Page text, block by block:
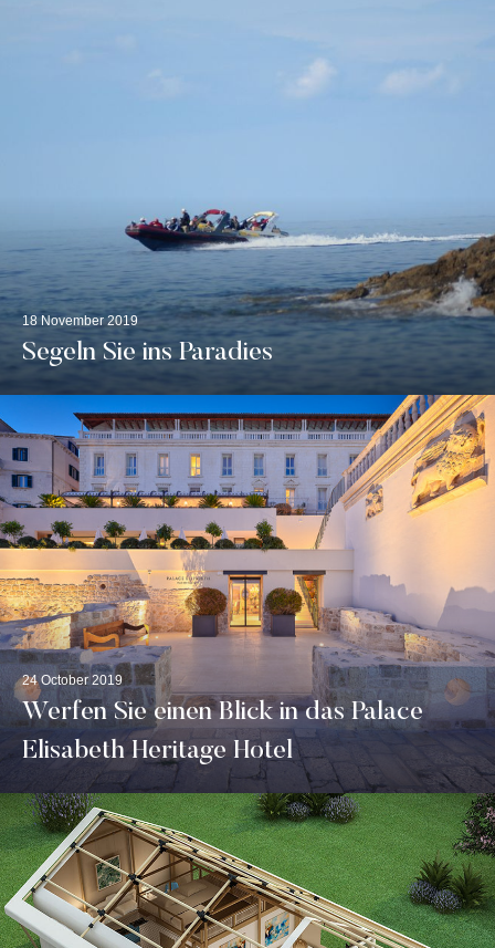
18 November 2019
Segeln Sie ins Paradies
24 October 2019
Werfen Sie einen Blick in das Palace
Elisabeth Heritage Hotel